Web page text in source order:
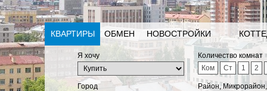
КВАРТИРЫ ОБМЕН НОВОСТРОЙКИ
Я хочу
Количество комнат
Ком
Ст 1 2
Город
Район,